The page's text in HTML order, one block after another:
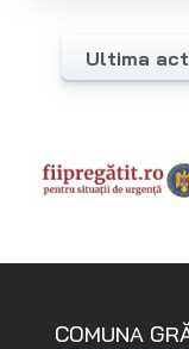
Ultima
COMUNA